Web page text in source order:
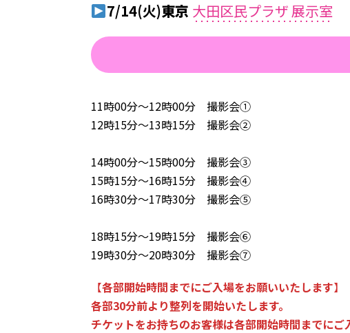
7/14(火)東京 大田区民プラザ 展示室
11時00分～12時00分 撮影会①
12時15分～13時15分 撮影会②
14時00分～15時00分 撮影会③
15時15分～16時15分 撮影会④
16時30分～17時30分 撮影会⑤
18時15分～19時15分 撮影会⑥
19時30分～20時30分 撮影会⑦
【各部開始時間までにご入場をお願いいたします】
各部30分前より整列を開始いたします。
チケットをお持ちのお客様は各部開始時間までにご